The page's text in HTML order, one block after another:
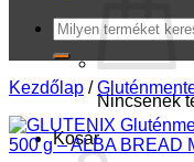
Nincsenek
Kosár
Keresés
a
következőre:
Kezdőlap /